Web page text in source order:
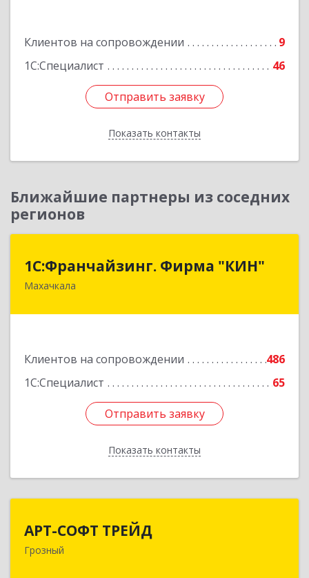
Клиентов на сопровождении
9
1С:Специалист
46
Отправить заявку
Показать контакты
Отправить заявку
Назад
Ближайшие партнеры из соседних
регионов
1С:Франчайзинг. Фирма "КИН"
Махачкала
Клиентов на сопровождении
486
1С:Специалист
65
Отправить заявку
Показать контакты
1С:Франчайзинг. Фирма "КИН"
367030, Дагестан Респ, Махачкала г, И.Казака
Отправить заявку
Назад
АРТ-СОФТ ТРЕЙД
Грозный
364013, Чеченская Респ, Грозный г, Полярников